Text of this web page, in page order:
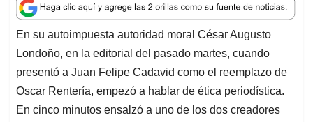
a
t
s
A
p
p
c
e
b
o
o
k
n
k
e
d
I
n
a
i
l
r
e
a
d
s
En su autoimpuesta autoridad moral César Augusto
Londoño, en la editorial del pasado martes, cuando
presentó a Juan Felipe Cadavid como el reemplazo de
Oscar Rentería, empezó a hablar de ética periodística.
En cinco minutos ensalzó a uno de los dos creadores